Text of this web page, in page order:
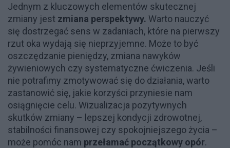
Jednym z kluczowych elementów skutecznej
zmiany jest zmiana perspektywy. Warto nauczyć
się dostrzegać sens w zadaniach, które na pierwszy
rzut oka wydają się nieprzyjemne. Może to być
oszczędzanie pieniędzy, zmiana nawyków
żywieniowych czy systematyczne ćwiczenia. Jeśli
nie potrafimy zmotywować się do działania, warto
zastanowić się, jakie korzyści przyniesie nam
osiągnięcie celu. Wizualizacja pozytywnych
skutków zmiany – lepszej kondycji zdrowotnej,
stabilności finansowej czy spokojniejszego życia –
może pomóc nam przełamać początkowy opór.